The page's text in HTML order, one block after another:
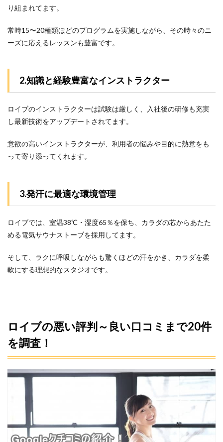
口コ
ミ
件か
らわ
こ
と！
ロイ
ブと
タジ
オと
6
ロイ
ブの
体験
レッ
スン
入会
まで
の流
スン
予約
6.2
2.来店
＆ヒ
ヤリ
ング
6.3
3.無料
レン
タル
＆体
り組まれてます。
常時15〜20種類ほどのプログラムを実施しながら、その時々のニ
ーズに応えるレッスンも豊富です。
2.知識と経験豊富なインストラクター
ロイブのインストラクターは試験は厳しく、入社後の研修も充実
し最新技術をアップデートされてます。
意欲の高いインストラクターが、利用者の悩みや目的に熱意をも
って寄り添ってくれます。
3.発汗に最適な環境管理
ロイブでは、室温38℃・湿度65％を保ち、カラダの芯からあたた
める電気サウナストーブを採用してます。
そして、ラクに呼吸しながらも驚くほどの汗をかき、カラダを柔
軟にする理想的なスタジオです。
ロイブの悪い評判～良い口コミまで20件
を調査！